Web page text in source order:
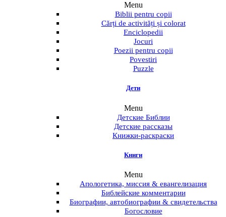
Menu
Biblii pentru copii
Cărți de activități și colorat
Enciclopedii
Jocuri
Poezii pentru copii
Povestiri
Puzzle
Дети
Menu
Детские Библии
Детские рассказы
Книжки-раскраски
Книги
Menu
Апологетика, миссия & евангелизация
Библейские комментарии
Биографии, автобиографии & свидетельства
Богословие